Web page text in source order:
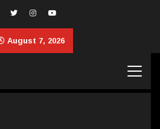
August 7, 2026